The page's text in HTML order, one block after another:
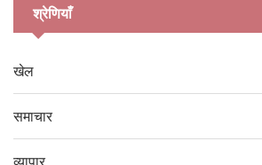
श्रेणियाँ
खेल
समाचार
व्यापार